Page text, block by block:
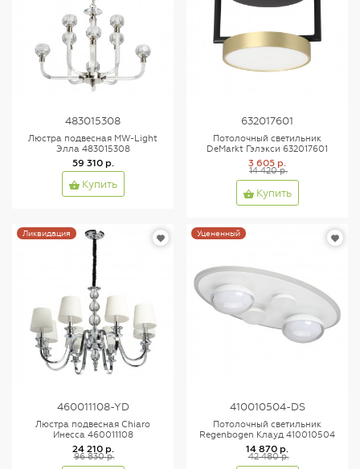
483015308
Люстра подвесная MW-Light
Элла 483015308
59 310 р.
Купить
632017601
Потолочный светильник
DeMarkt Гэлэкси 632017601
3 605 р.
14 420 р.
Купить
Ликвидация
460011108-YD
Люстра подвесная Chiaro
Инесса 460011108
24 210 р.
96 830 р.
Уцененный
410010504-DS
Потолочный светильник
Regenbogen Клауд 410010504
14 870 р.
42 480 р.